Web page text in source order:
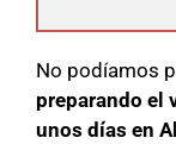
No podíamos
preparando el
unos días en